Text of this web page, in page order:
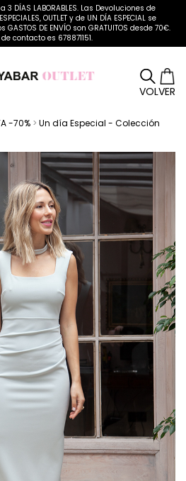
3 DÍAS LABORABLES. Las Devoluciones de
OUTLET y de UN DÍA ESPECIAL se
DE ENVÍO son GRATUITOS desde 70€.
contacto es 678871151.
VOLVER
-70% > Un día Especial - Colección